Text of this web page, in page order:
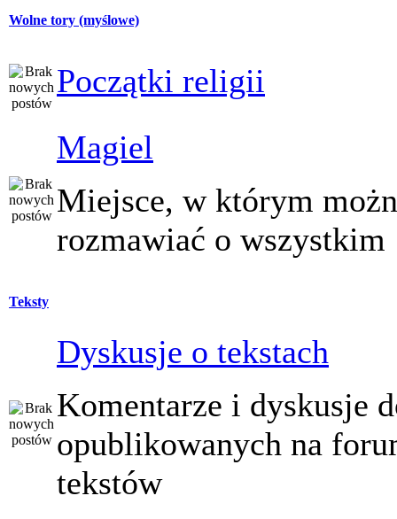
Wolne tory (myślowe)
Początki religii
Magiel
Miejsce, w którym
rozmawiać o wszystkim
Teksty
Dyskusje o tekstach
Komentarze i dyskusje
opublikowanych na
tekstów